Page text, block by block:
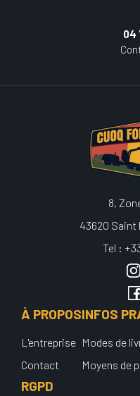
04
8,
43620 Saint
Tel :
À PROPOS
L'entreprise
Contact
INFOS
Modes de
Moyens de
RGPD